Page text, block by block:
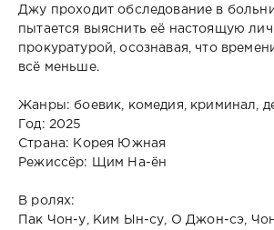
Джу проходит обследование в
пытается выяснить её настоящую
прокуратурой, осознавая, что
всё меньше.
Жанры: боевик, комедия, криминал,
Год: 2025
Страна: Корея Южная
Режиссёр: Щим На-ён
В ролях:
Пак Чон-у, Ким Ын-су, О Джон-сэ,